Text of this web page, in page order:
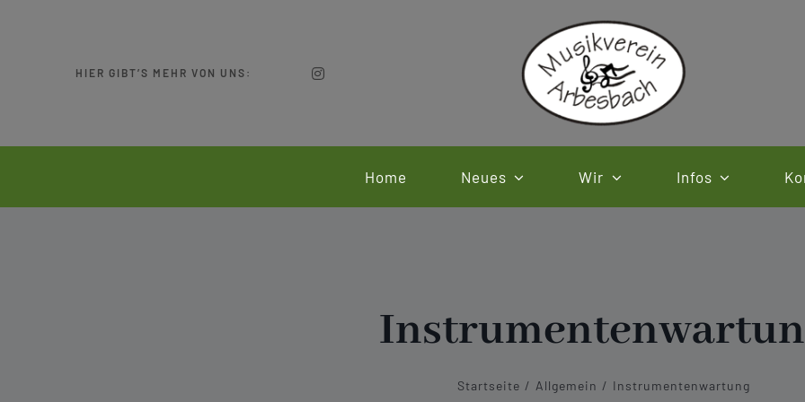
HIER GIBT’S MEHR VON UNS:
Home Neues Wir Infos
Startseite Allgemein Instrumentenwartung